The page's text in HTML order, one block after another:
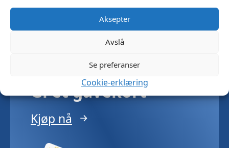
Aksepter
Avslå
Se preferanser
Cookie-erklæring
på alt du handler
Meld deg inn gratis
Gi et gavekort
Kjøp nå